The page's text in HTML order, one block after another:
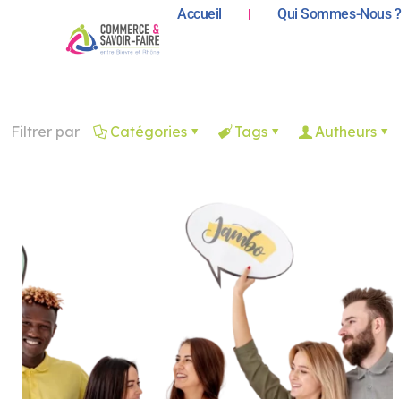
Accueil Qui Sommes-Nous ?
Filtrer par Catégories Tags Autheurs